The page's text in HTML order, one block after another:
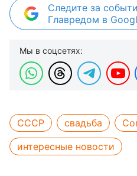
Следите за
Главредом в
Мы в соцсетях:
СССР свадьба
интересные новости